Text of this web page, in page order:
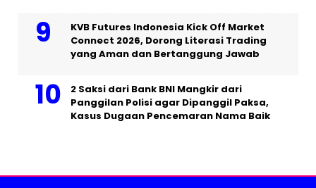
KVB Futures Indonesia Kick Off Market
Connect 2026, Dorong Literasi Trading
yang Aman dan Bertanggung Jawab
2 Saksi dari Bank BNI Mangkir dari
Panggilan Polisi agar Dipanggil Paksa,
Kasus Dugaan Pencemaran Nama Baik